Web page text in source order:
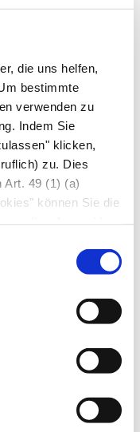
die uns helfen,
bestimmte
verwenden zu
Indem Sie
klicken,
zu. Dies
Art. 49 (1) (a)
können Sie die
sollten
werden, am
fördert die
Bei
Antibiotika
um
zudem ist das
längst nicht
nicht das
sind vom
von Dr. med. Arne